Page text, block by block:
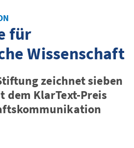
für
Wissenschaft
zeichnet sieben
dem KlarText-Preis